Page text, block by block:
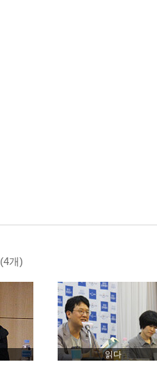
(4개)
읽다